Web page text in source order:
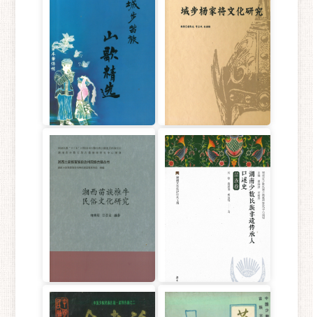
城步苗族山歌精选 城步杨家将文化研究
湘西苗族椎牛民俗文化
湖南少数民族非遗传承